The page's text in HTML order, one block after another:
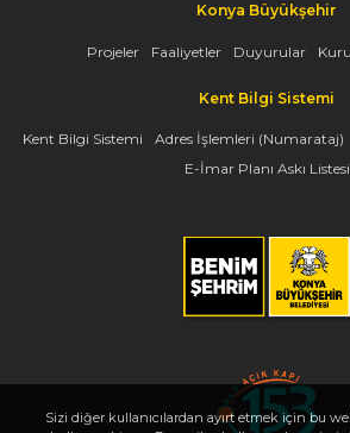
Konya Büyükşehir
Projeler Faaliyetler Duyurular
Kent Bilgi Sistemi
Kent Bilgi Sistemi Adres İşlemleri (Numarataj)
E-İmar Planı Askı Listesi
Sizi diğer kullanıcılardan ayırt etmek için bu